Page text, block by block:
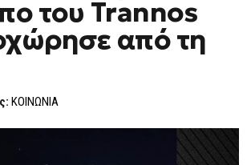
ΠΡΌΣΩΠΟ
ΤΟΥ
TRANNOS
ΚΑΙ
ΣΚΗΝΉ
του Trannos
από τη
ΚΟΙΝΩΝΙΑ